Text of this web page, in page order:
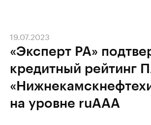
«Эксперт РА»
кредитный рейтинг
на уровне ruAAA
19.07.2023